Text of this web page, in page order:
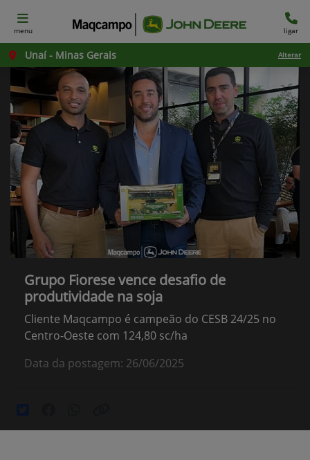
menu ligar
Unaí - Minas Gerais Alterar
Grupo Fiorese vence desafio de
produtividade na soja
Cliente Maqcampo é campeão do CESB 24/25 no
Centro-Oeste com 124,80 sc/ha
Data da postagem: 26/06/2025